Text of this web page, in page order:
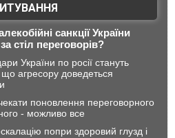
санкції України
стіл переговорів?
України по росії стануть
агресору доведеться
поновлення переговорного
- можливо все
попри здоровий глузд і